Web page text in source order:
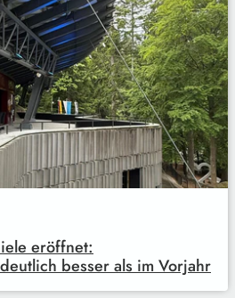
eröffnet:
besser als im Vorjahr